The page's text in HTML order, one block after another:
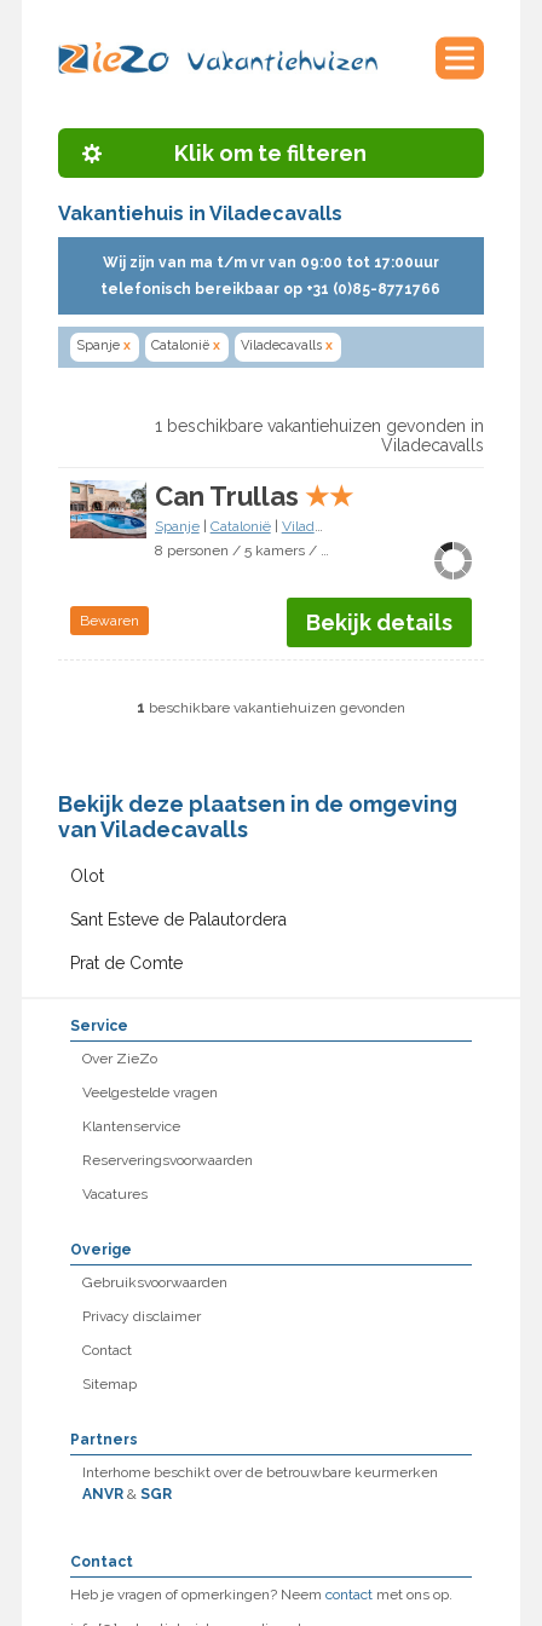
Klik om te filteren
Vakantiehuis in Viladecavalls
Wij zijn van ma t/m vr van 09:00 tot 17:00uur
telefonisch bereikbaar op +31 (0)85-8771766
Spanje x Catalonië x Viladecavalls x
1 beschikbare vakantiehuizen gevonden in
Viladecavalls
Can Trullas ★★
Spanje| Catalonië| Viladecavalls
8 personen / 5 kamers / 4 slaapkamers
Bewaren Bekijk details
1 beschikbare vakantiehuizen gevonden
Bekijk deze plaatsen in de omgeving
van Viladecavalls
Olot
Sant Esteve de Palautordera
Prat de Comte
Service
Over ZieZo
Veelgestelde vragen
Klantenservice
Reserveringsvoorwaarden
Vacatures
Overige
Gebruiksvoorwaarden
Privacy disclaimer
Contact
Sitemap
Partners
Interhome beschikt over de betrouwbare keurmerken
ANVR& SGR
Contact
Heb je vragen of opmerkingen? Neem contactmet ons op.